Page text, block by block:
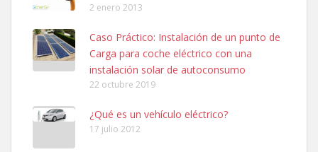
2 enero 2013
Caso Práctico: Instalación de un punto de
Carga para coche eléctrico con una
instalación solar de autoconsumo
22 octubre 2019
¿Qué es un vehículo eléctrico?
17 julio 2012